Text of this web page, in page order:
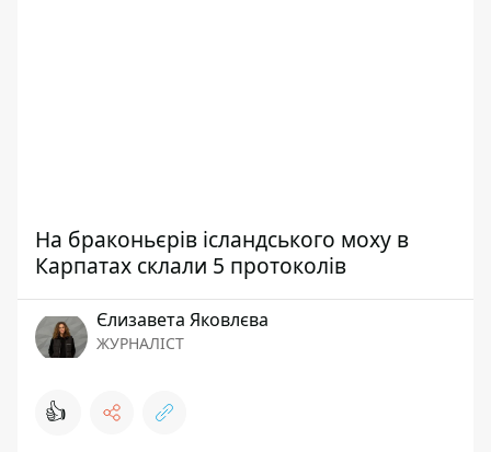
На браконьєрів ісландського моху в
Карпатах склали 5 протоколів
Єлизавета Яковлєва
ЖУРНАЛІСТ
👍